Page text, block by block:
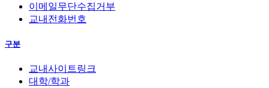
이메일무단수집거부
교내전화번호
구분
교내사이트링크
대학/학과